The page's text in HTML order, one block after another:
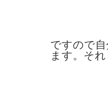
ですので
ます。そ